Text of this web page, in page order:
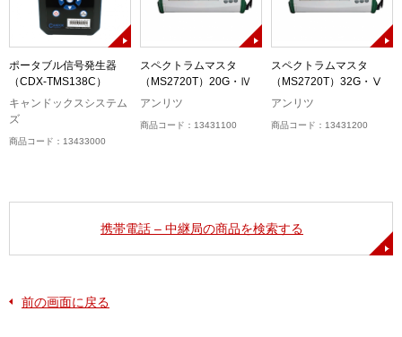
ポータブル信号発生器
（CDX-TMS138C）
キャンドックスシステム
ズ
商品コード：13433000
スペクトラムマスタ
（MS2720T）20G・Ⅳ
アンリツ
商品コード：13431100
スペクトラムマスタ
（MS2720T）32G・Ⅴ
アンリツ
商品コード：13431200
携帯電話 – 中継局の商品を検索する
前の画面に戻る